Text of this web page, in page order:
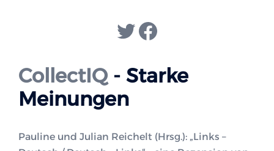
Twitter
Facebook
CollectIQ- Starke
Meinungen
Pauline und Julian Reichelt (Hrsg.): „Links –